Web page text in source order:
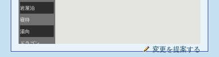
岩屋泊
寝待
湯向
ドラゴン
変更を提案する